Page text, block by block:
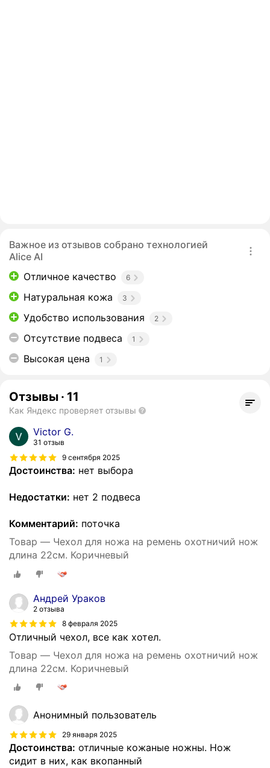
Важное из отзывов собрано технологией
Alice AI
Отличное качество
6
Натуральная кожа 3
Удобство использования 2
Отсутствие подвеса 1
Высокая цена 1
Отзывы · 11
Как Яндекс проверяет отзывы
Victor G.
31 отзыв
9 сентября 2025
Достоинства: нет выбора
Недостатки: нет 2 подвеса
Комментарий: поточка
Товар — Чехол для ножа на ремень охотничий нож
длина 22см. Коричневый
Андрей Ураков
2 отзыва
8 февраля 2025
Отличный чехол, все как хотел.
Товар — Чехол для ножа на ремень охотничий нож
длина 22см. Коричневый
Анонимный пользователь
29 января 2025
Достоинства: отличные кожаные ножны. Нож
сидит в них, как вкопанный